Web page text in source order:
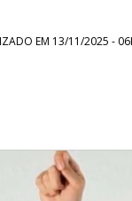
EM 13/11/2025 -